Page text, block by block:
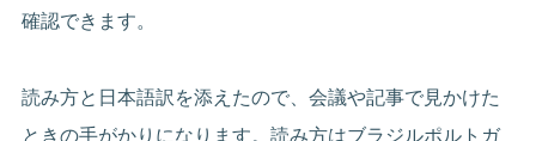
確認できます。
読み方と日本語訳を添えたので、会議や記事で見かけた
ときの手がかりになります。読み方はブラジルポルトガ